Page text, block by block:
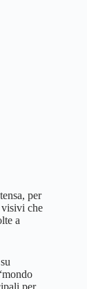
per
visivi che
a